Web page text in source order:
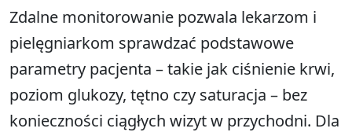
Zdalne monitorowanie pozwala lekarzom i
pielęgniarkom sprawdzać podstawowe
parametry pacjenta – takie jak ciśnienie krwi,
poziom glukozy, tętno czy saturacja – bez
konieczności ciągłych wizyt w przychodni. Dla